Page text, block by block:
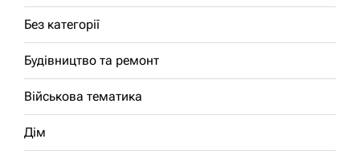
Без категорії
Будівництво та ремонт
Військова тематика
Дім